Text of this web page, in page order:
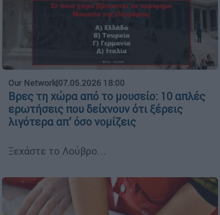
Our Network|07.05.2026 18:00
Βρες τη χώρα από το μουσείο: 10 απλές
ερωτήσεις που δείχνουν ότι ξέρεις
λιγότερα απ’ όσο νομίζεις
Ξεχάστε το Λούβρο...